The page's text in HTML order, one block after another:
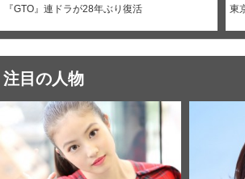
『GTO』連ドラが28年ぶり復活 東
注目の人物